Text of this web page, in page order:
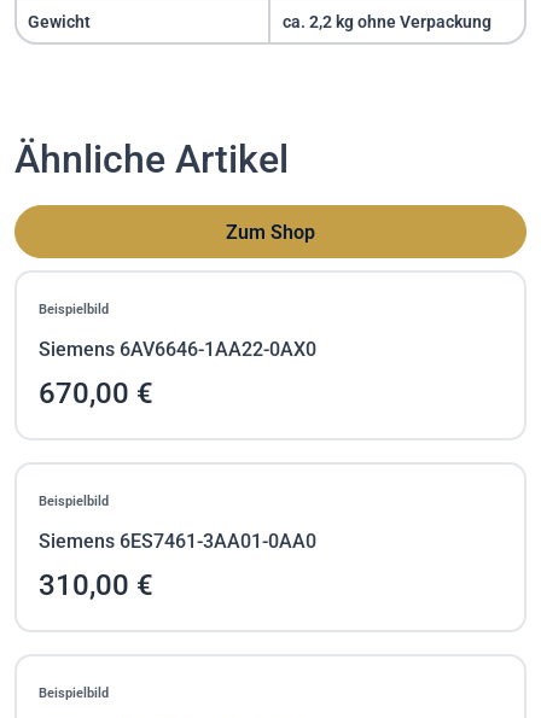
Gewicht ca. 2,2 kg ohne Verpackung
Ähnliche Artikel
Zum Shop
Beispielbild
Siemens 6AV6646-1AA22-0AX0
670,00 €
Beispielbild
Siemens 6ES7461-3AA01-0AA0
310,00 €
Beispielbild